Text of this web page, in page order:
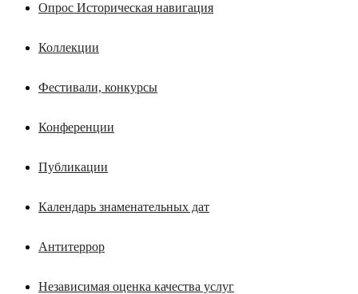
Опрос Историческая навигация
Коллекции
Фестивали, конкурсы
Конференции
Публикации
Календарь знаменательных дат
Антитеррор
Независимая оценка качества услуг